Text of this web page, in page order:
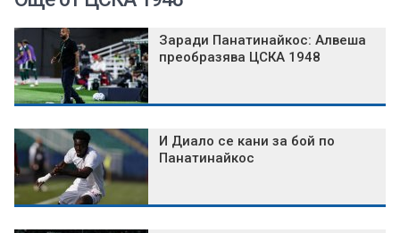
Заради Панатинайкос: Алвеша
преобразява ЦСКА 1948
И Диало се кани за бой по
Панатинайкос